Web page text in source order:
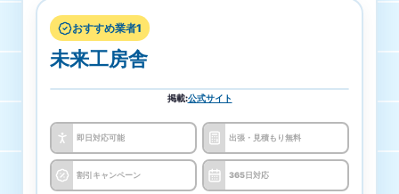
おすすめ業者1
未来工房舎
掲載:公式サイト
即日対応可能 出張・見積もり無料
割引キャンペーン 365日対応